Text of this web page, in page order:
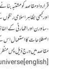
قرار داد مقاصد کو مشتبہ
اور کبھی بظاہر اسلامی
،ساورن اور اتھارٹی کے
اصطلاحات کا استعمال اس
مقاصد میں درج ذیل پس